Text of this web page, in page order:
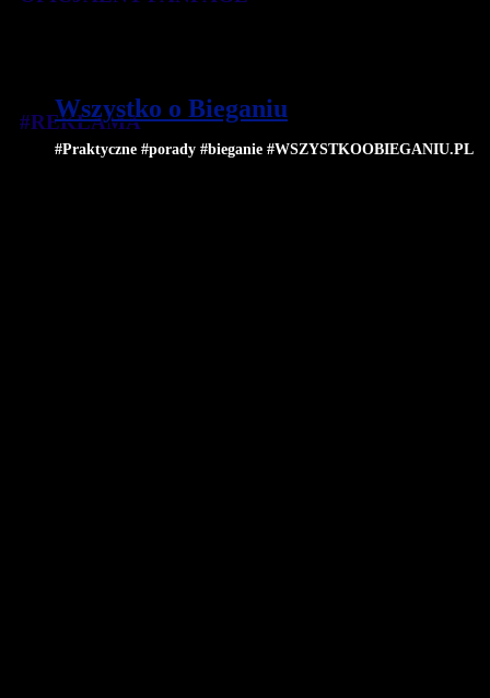
Wszystko o Bieganiu
#Praktyczne #porady #bieganie #WSZYSTKOOBIEGANIU.PL
#REKLAMA